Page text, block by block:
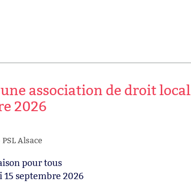
association de droit local
2026
Alsace
pour tous
septembre 2026